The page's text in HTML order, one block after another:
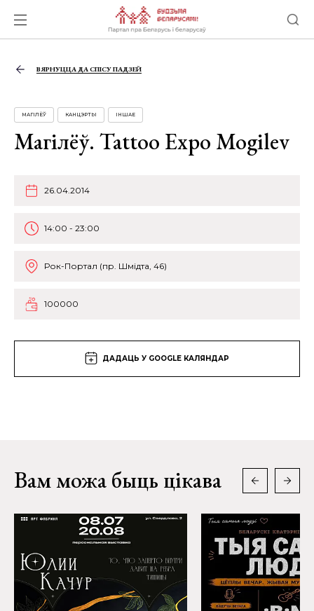
ВЯРНУЦЦА ДА СПІСУ ПАДЗЕЙ
МАГІЛЁЎ КАНЦЭРТЫ ІНШАЕ
Магілёў. Tattoo Expo Mogilev
26.04.2014
14:00 - 23:00
Рок-Портал (пр. Шмідта, 46)
100000
ДАДАЦЬ У GOOGLE КАЛЯНДАР
Вам можа быць цікава